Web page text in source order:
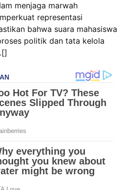
menjaga marwah
representasi
bahwa suara mahasiswa
politik dan tata kelola